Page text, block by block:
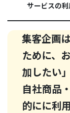
サービスの利
集客企画
ために、
加したい
自社商品
的にに利